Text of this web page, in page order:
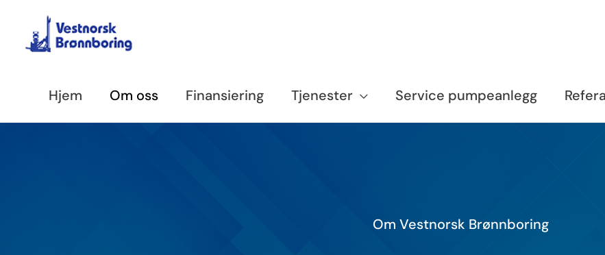
Hjem
Om oss Finansiering Tjenester Service pumpeanlegg
Om Vestnorsk Brønnboring